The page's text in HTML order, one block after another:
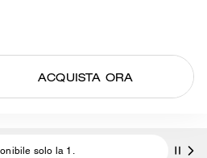
ACQUISTA ORA
la 1.